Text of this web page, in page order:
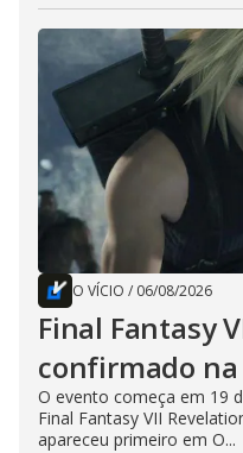
O VÍCIO / 06/08/2026
Final Fantasy
confirmado na
O evento começa em 19
Final Fantasy VII
apareceu primeiro em O...